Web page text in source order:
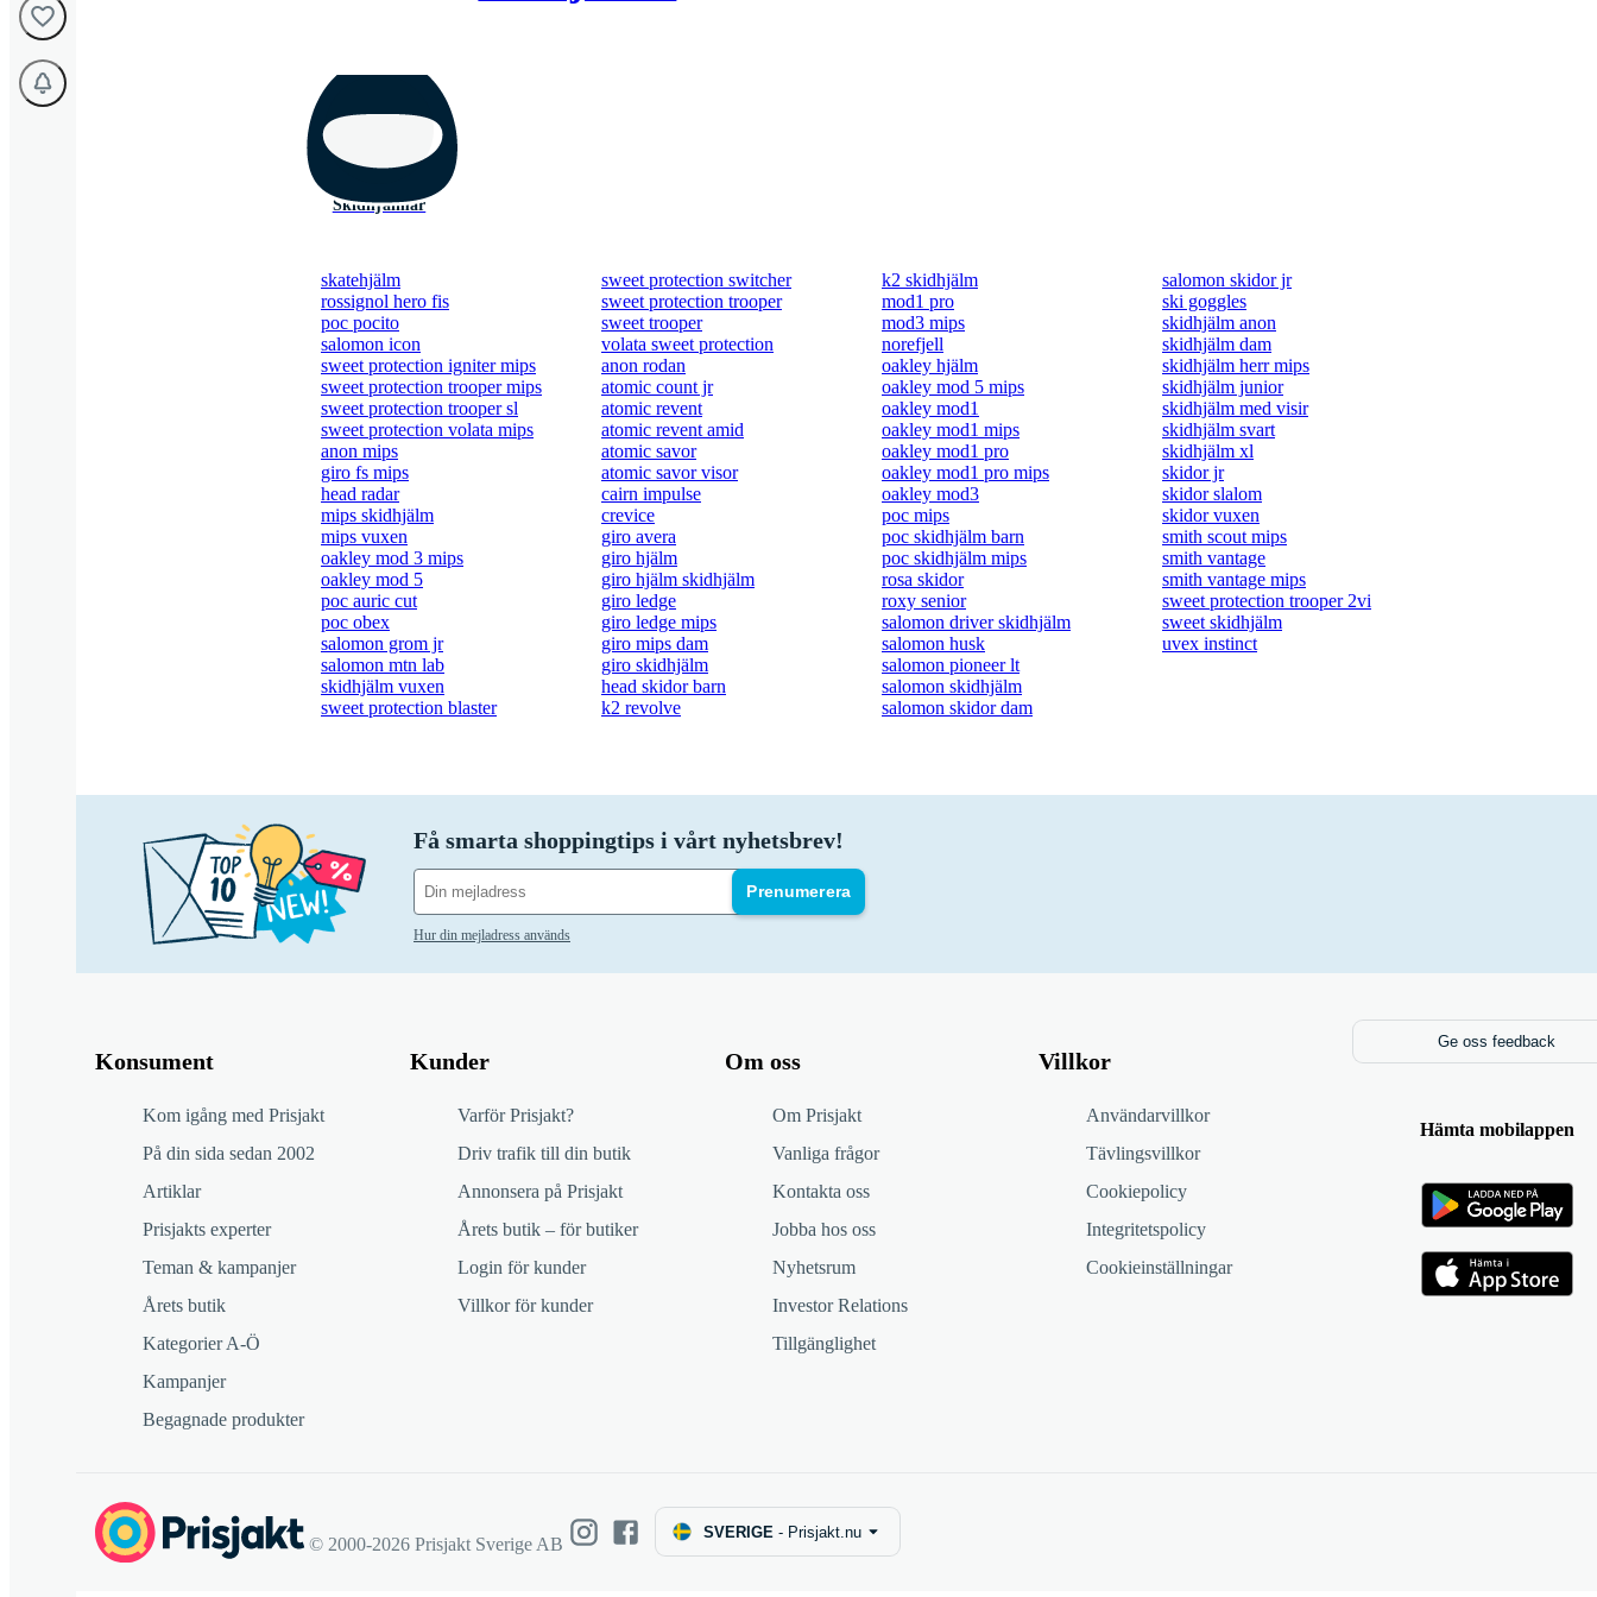
Skidhjälmar
skatehjälm
rossignol hero fis
poc pocito
salomon icon
sweet protection igniter mips
sweet protection trooper mips
sweet protection trooper sl
sweet protection volata mips
anon mips
giro fs mips
head radar
mips skidhjälm
mips vuxen
oakley mod 3 mips
oakley mod 5
poc auric cut
poc obex
salomon grom jr
salomon mtn lab
skidhjälm vuxen
sweet protection blaster
sweet protection switcher
sweet protection trooper
sweet trooper
volata sweet protection
anon rodan
atomic count jr
atomic revent
atomic revent amid
atomic savor
atomic savor visor
cairn impulse
crevice
giro avera
giro hjälm
giro hjälm skidhjälm
giro ledge
giro ledge mips
giro mips dam
giro skidhjälm
head skidor barn
k2 revolve
k2 skidhjälm
mod1 pro
mod3 mips
norefjell
oakley hjälm
oakley mod 5 mips
oakley mod1
oakley mod1 mips
oakley mod1 pro
oakley mod1 pro mips
oakley mod3
poc mips
poc skidhjälm barn
poc skidhjälm mips
rosa skidor
roxy senior
salomon driver skidhjälm
salomon husk
salomon pioneer lt
salomon skidhjälm
salomon skidor dam
salomon skidor jr
ski goggles
skidhjälm anon
skidhjälm dam
skidhjälm herr mips
skidhjälm junior
skidhjälm med visir
skidhjälm svart
skidhjälm xl
skidor jr
skidor slalom
skidor vuxen
smith scout mips
smith vantage
smith vantage mips
sweet protection trooper 2vi
sweet skidhjälm
uvex instinct
Få smarta shoppingtips i vårt nyhetsbrev!
Prenumerera
Hur din mejladress används
Konsument
Kom igång med Prisjakt
På din sida sedan 2002
Artiklar
Prisjakts experter
Teman & kampanjer
Årets butik
Kategorier A-Ö
Kampanjer
Begagnade produkter
Kunder
Varför Prisjakt?
Driv trafik till din butik
Annonsera på Prisjakt
Årets butik – för butiker
Login för kunder
Villkor för kunder
Om oss
Om Prisjakt
Vanliga frågor
Kontakta oss
Jobba hos oss
Nyhetsrum
Investor Relations
Tillgänglighet
Villkor
Användarvillkor
Tävlingsvillkor
Cookiepolicy
Integritetspolicy
Cookieinställningar
Ge oss feedback
Hämta mobilappen
© 2000-2026 Prisjakt Sverige AB
SVERIGE - Prisjakt.nu